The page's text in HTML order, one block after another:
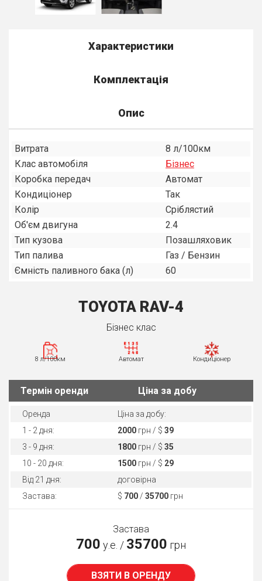
Характеристики
Комплектація
Опис
Витрата
8 л/100км
Клас автомобіля
Бiзнес
Коробка передач
Автомат
Кондиціонер
Так
Колір
Сріблястий
Об'єм двигуна
2.4
Тип кузова
Позашляховик
Тип палива
Газ / Бензин
Ємність паливного бака (л)
60
TOYOTA RAV-4
Бiзнес клас
8 л/100км Автомат Кондиціонер
Термін оренди Ціна за добу
Оренда
Ціна за добу:
1 - 2 дня:
2000 грн / $ 39
3 - 9 дня:
1800 грн / $ 35
10 - 20 дня:
1500 грн / $ 29
Від 21 дня:
договірна
Застава:
$ 700 / 35700 грн
Застава
700 у.е. / 35700 грн
ВЗЯТИ В ОРЕНДУ